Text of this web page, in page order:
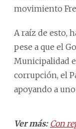
movimiento
A raíz de esto,
pese a que el
Municipalidad
corrupción, el
apoyando a
Ver más: Con